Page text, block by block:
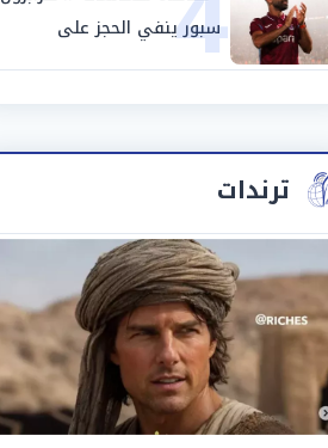
سبور ينفي الحجز على
مستحقات محمد صلاح
ترندات